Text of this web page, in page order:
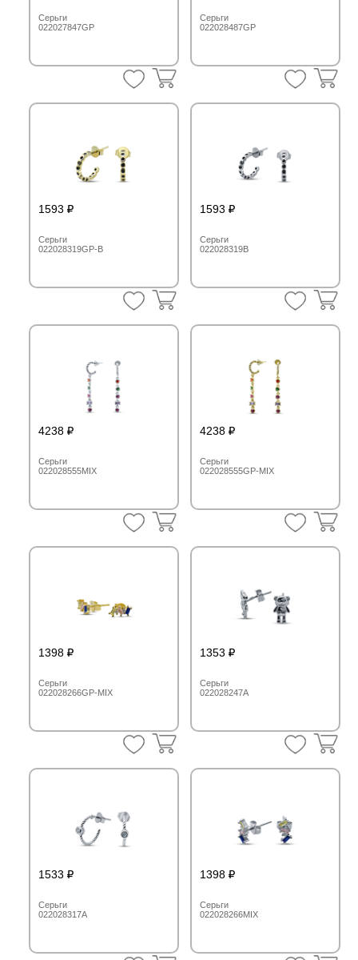
Серьги
022028487GP
Серьги
022027847GP
1593
Серьги
022028319B
1593
Серьги
022028319GP-B
4238
Серьги
022028555GP-MIX
4238
Серьги
022028555MIX
1353
Серьги
022028247A
1398
Серьги
022028266GP-MIX
1398
Серьги
022028266MIX
1533
Серьги
022028317A